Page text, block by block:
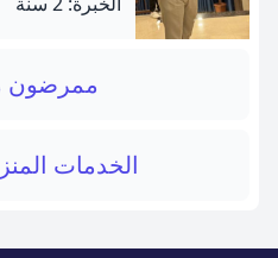
ممرضون
الخدمات